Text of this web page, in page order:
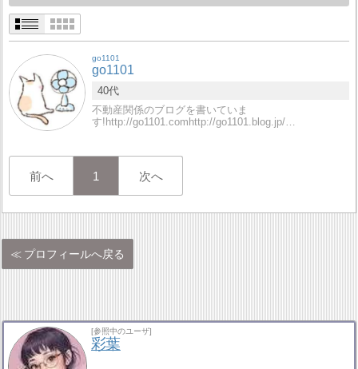
go1101
go1101
40代
不動産関係のブログを書いていま
す!http://go1101.comhttp://go1101.blog.jp/…
前へ 1 次へ
プロフィールへ戻る
[参照中のユーザ]
彩葉